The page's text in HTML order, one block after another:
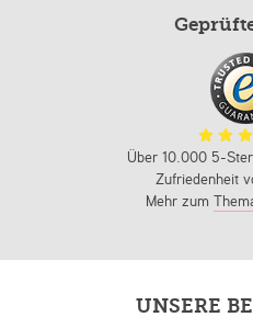
Über 10.000 5-
Zufriedenheit
Mehr zum
UNSERE